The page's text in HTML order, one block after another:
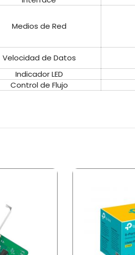
Medios de Red
Velocidad de Datos
Indicador LED
Control de Flujo